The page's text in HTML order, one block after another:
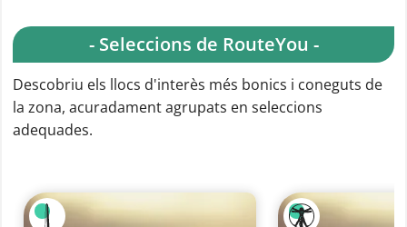
- Seleccions de RouteYou -
Descobriu els llocs d'interès més bonics i coneguts de
la zona, acuradament agrupats en seleccions
adequades.